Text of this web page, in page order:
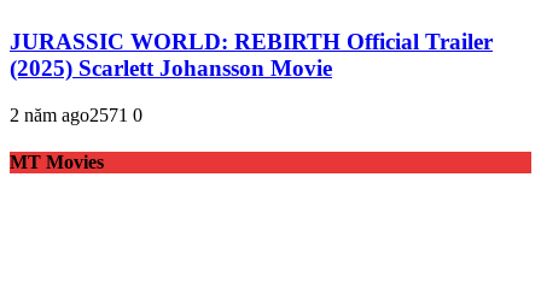
JURASSIC WORLD: REBIRTH Official Trailer
(2025) Scarlett Johansson Movie
2 năm ago2571 0
MT Movies